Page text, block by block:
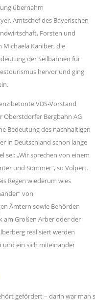
übernahm
Amtschef des Bayerischen
Forsten und
Kaniber, die
der Seilbahnen für
hervor und ging
betonte VDS-Vorstand
Oberstdorfer Bergbahn AG
Bedeutung des nachhaltigen
in Deutschland schon lange
sei: „Wir sprechen von einem
und Sommer“, so Volpert.
Regen wiederum wies
von
Ämtern sowie Behörden
am Großen Arber oder der
realisiert werden
und ein sich miteinander
gefördert – darin war man